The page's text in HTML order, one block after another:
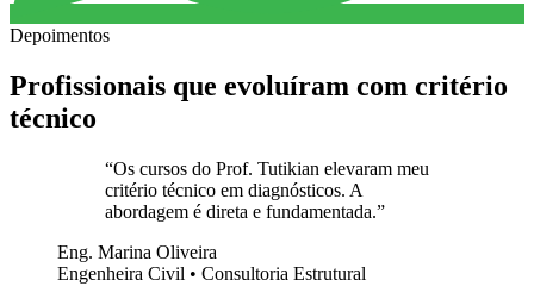
Depoimentos
Profissionais que evoluíram com critério
técnico
“Os cursos do Prof. Tutikian elevaram meu
critério técnico em diagnósticos. A
abordagem é direta e fundamentada.”
Eng. Marina Oliveira
Engenheira Civil • Consultoria Estrutural